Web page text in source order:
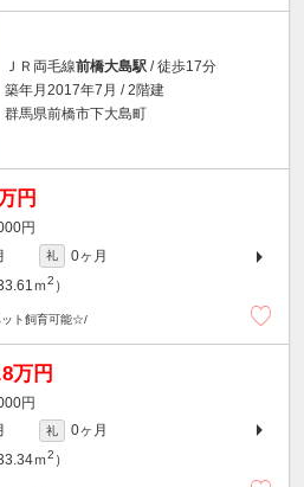
ＪＲ両毛線前橋大島駅 / 徒歩17分
築年月2017年7月 / 2階建
群馬県前橋市下大島町
円
円
礼
0ヶ月
ｍ2 ）
ト飼育可能☆/
万円
円
礼
0ヶ月
ｍ2 ）